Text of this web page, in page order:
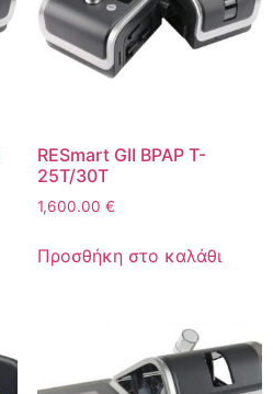
RESmart GII BPAP T-
25T/30T
1,600.00 €
Προσθήκη στο καλάθι